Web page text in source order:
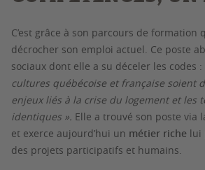
C’est grâce à son parcours de formation
décrocher son emploi actuel. Ce poste
sociaux dont elle a su déceler les codes :
cultures québécoise et française soient
enjeux liés à la crise du logement et les
identiques ». Elle a trouvé son poste via
et exerce aujourd’hui un métier riche lui
des projets participatifs et humains.